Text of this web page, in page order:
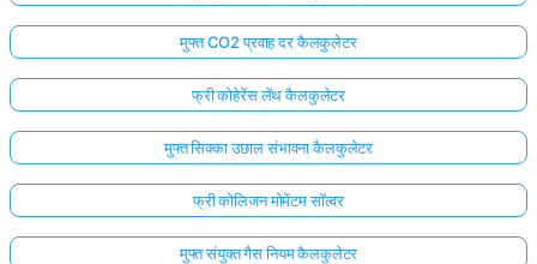
मुफ्त CO2 प्रवाह दर कैलकुलेटर
फ्री कोहेरेंस लेंथ कैलकुलेटर
मुफ्त सिक्का उछाल संभावना कैलकुलेटर
फ्री कोलिजन मोमेंटम सॉल्वर
मुफ्त संयुक्त गैस नियम कैलकुलेटर